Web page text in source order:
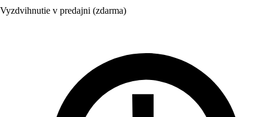
Vyzdvihnutie v predajni (zdarma)